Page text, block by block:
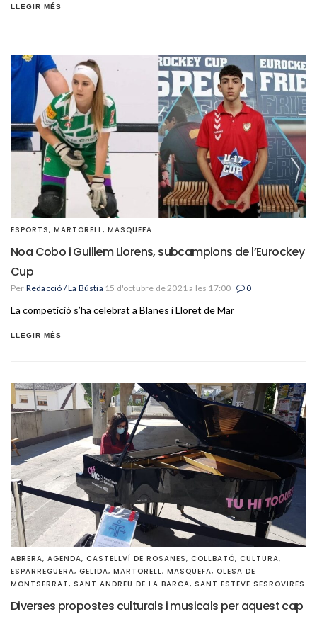
LLEGIR MÉS
ESPORTS, MARTORELL, MASQUEFA
Noa Cobo i Guillem Llorens, subcampions de l’Eurockey
Cup
Per Redacció / La Bústia 15 d'octubre de 2021 a les 17:00 0
La competició s’ha celebrat a Blanes i Lloret de Mar
LLEGIR MÉS
ABRERA, AGENDA, CASTELLVÍ DE ROSANES, COLLBATÓ, CULTURA,
ESPARREGUERA, GELIDA, MARTORELL, MASQUEFA, OLESA DE
MONTSERRAT, SANT ANDREU DE LA BARCA, SANT ESTEVE SESROVIRES
Diverses propostes culturals i musicals per aquest cap